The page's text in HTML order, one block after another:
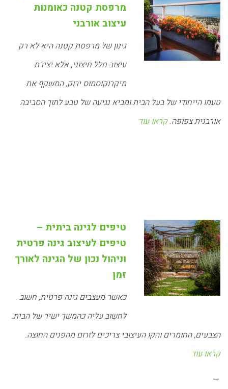
מרפסת קטנה כאומנות
עיצוב אורבני
גינון של מרפסת קטנה היא לא רק
עיצוב חלל חיצוני, אלא יצירת
מיקרוקוסמוס ירוק, המשקף את
טעמו הייחודי של בעל הבית ומביא נגיעה של טבע לתוך הסביבה
אורבנית צפופה.קראו עוד
טיפים לגינה ביתית –
טיפים לעיצוב גינה פרטית
וניהול נכון של הגינה לאורך
זמן
כאשר מעצבים גינה פרטית, חשוב
לחשוב עליה כהמשך ישיר של הבית.
הצבעים, החומרים והקו העיצובי צריכים לזרום מהפנים החוצה.
קראו עוד
–